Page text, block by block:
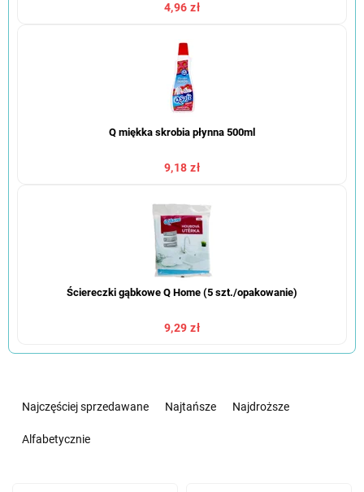
4,96 zł
Q miękka skrobia płynna 500ml
9,18 zł
Ściereczki gąbkowe Q Home (5 szt./opakowanie)
9,29 zł
Najczęściej sprzedawane Najtańsze Najdroższe
Alfabetycznie